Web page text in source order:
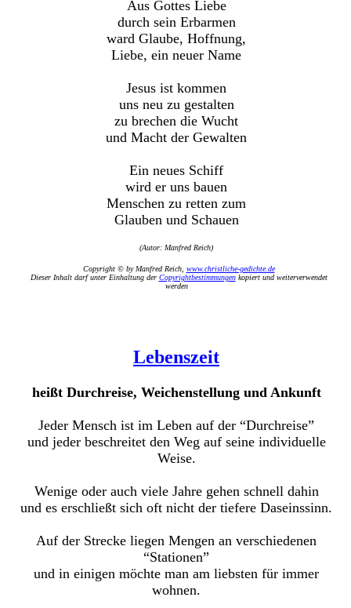
Aus Gottes Liebe
durch sein Erbarmen
ward Glaube, Hoffnung,
Liebe, ein neuer Name
Jesus ist kommen
uns neu zu gestalten
zu brechen die Wucht
und Macht der Gewalten
Ein neues Schiff
wird er uns bauen
Menschen zu retten zum
Glauben und Schauen
(Autor: Manfred Reich)
Copyright © by Manfred Reich, www.christliche-gedichte.de
Dieser Inhalt darf unter Einhaltung der Copyrightbestimmungenkopiert und weiterverwendet
werden
Lebenszeit
heißt Durchreise, Weichenstellung und Ankunft
Jeder Mensch ist im Leben auf der “Durchreise”
und jeder beschreitet den Weg auf seine individuelle
Weise.
Wenige oder auch viele Jahre gehen schnell dahin
und es erschließt sich oft nicht der tiefere Daseinssinn.
Auf der Strecke liegen Mengen an verschiedenen
“Stationen”
und in einigen möchte man am liebsten für immer
wohnen.